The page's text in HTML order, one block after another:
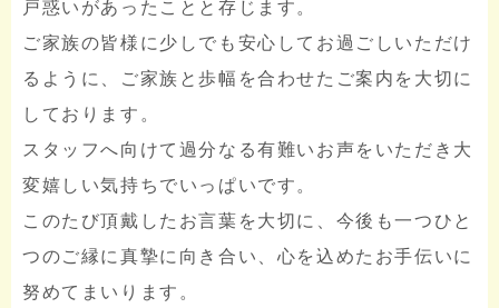
戸惑いがあったことと存じます。
ご家族の皆様に少しでも安心してお過ごしいただけ
るように、ご家族と歩幅を合わせたご案内を大切に
しております。
スタッフへ向けて過分なる有難いお声をいただき大
変嬉しい気持ちでいっぱいです。
このたび頂戴したお言葉を大切に、今後も一つひと
つのご縁に真摯に向き合い、心を込めたお手伝いに
努めてまいります。